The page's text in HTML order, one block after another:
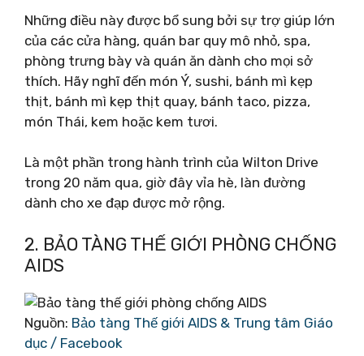
Những điều này được bổ sung bởi sự trợ giúp lớn
của các cửa hàng, quán bar quy mô nhỏ, spa,
phòng trưng bày và quán ăn dành cho mọi sở
thích. Hãy nghĩ đến món Ý, sushi, bánh mì kẹp
thịt, bánh mì kẹp thịt quay, bánh taco, pizza,
món Thái, kem hoặc kem tươi.
Là một phần trong hành trình của Wilton Drive
trong 20 năm qua, giờ đây vỉa hè, làn đường
dành cho xe đạp được mở rộng.
2. BẢO TÀNG THẾ GIỚI PHÒNG CHỐNG
AIDS
Nguồn: Bảo tàng Thế giới AIDS & Trung tâm Giáo
dục / Facebook